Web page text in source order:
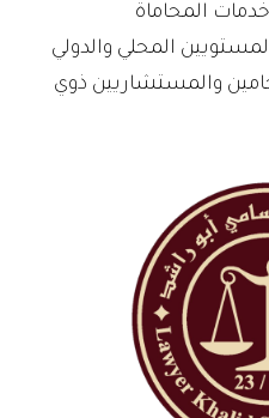
المحاماة
المحلي والدولي
والمستشاريين ذوي